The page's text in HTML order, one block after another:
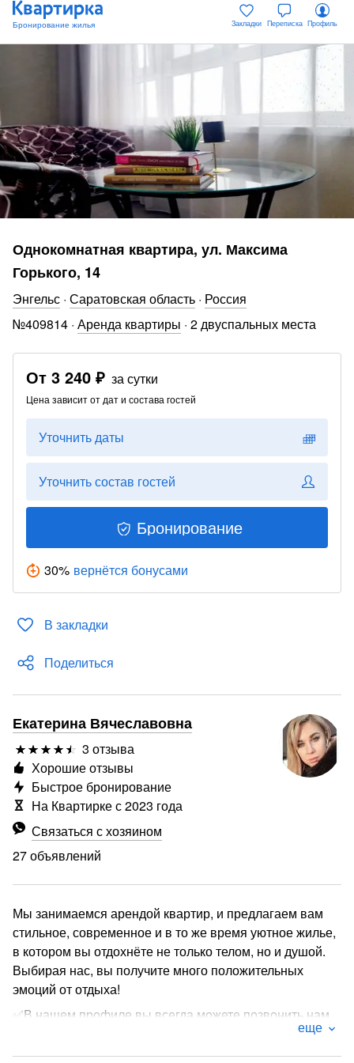
Закладки Переписка Профиль
Однокомнатная квартира, ул. Максима
Горького, 14
Энгельс · Саратовская область · Россия
№409814 · Аренда квартиры · 2 двуспальных места
От 3 240 ₽ за сутки
Цена зависит от дат и состава гостей
Уточнить даты
Уточнить состав гостей
Бронирование
30% вернётся бонусами
В закладки
Поделиться
Екатерина Вячеславовна
3 отзыва
Связаться с хозяином
27 объявлений
Хорошие отзывы
Быстрое бронирование
На Квартирке с 2023 года
Мы занимаемся арендой квартир, и предлагаем вам
стильное, современное и в то же время уютное жилье,
в котором вы отдохнёте не только телом, но и душой.
Выбирая нас, вы получите много положительных
эмоций от отдыха!
✅В нашем профиле вы всегда можете позвонить нам
или написать, посмотреть различные варианты и
получить скидку на проживание ✔️
еще